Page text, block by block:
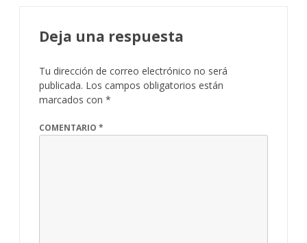
Deja una respuesta
Tu dirección de correo electrónico no será
publicada. Los campos obligatorios están
marcados con *
COMENTARIO *